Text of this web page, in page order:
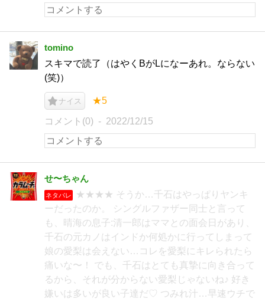
tomino
スキマで読了（はやくBがLになーあれ。ならない
(笑)）
ナイス ★5
コメント(0) 2022/12/15
せ〜ちゃん
ネタバレ
★★★★ そうか…千石はやっぱりヤンキ
ーだったのか。 シングルファザー同士と言って
も、晴海の息子:清一郎はママとの面会日があり、
千石の元カノはインドか何処かに行ってしまって
娘の愛梨は会えない…コレを愛梨にキレられたら
痛いな〜！ でも、千石はとても真摯に向き合って
るから、それが分からない愛梨じゃないね♪ 好き
嫌いは多いが良い子達だ♡ つみれ汁…早速ウチで